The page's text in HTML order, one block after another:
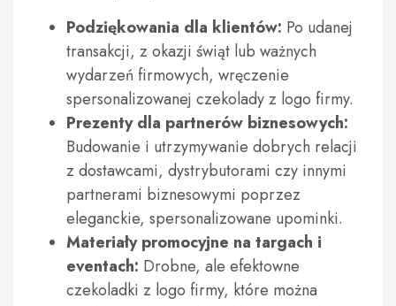
Podziękowania dla klientów: Po udanej
transakcji, z okazji świąt lub ważnych
wydarzeń firmowych, wręczenie
spersonalizowanej czekolady z logo firmy.
Prezenty dla partnerów biznesowych:
Budowanie i utrzymywanie dobrych relacji
z dostawcami, dystrybutorami czy innymi
partnerami biznesowymi poprzez
eleganckie, spersonalizowane upominki.
Materiały promocyjne na targach i
eventach: Drobne, ale efektowne
czekoladki z logo firmy, które można